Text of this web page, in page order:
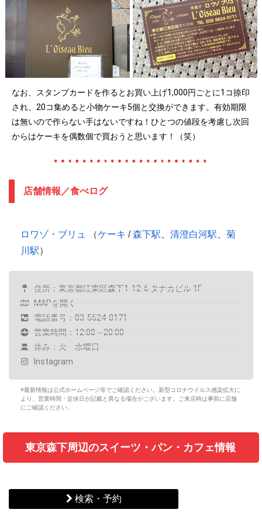
なお、スタンプカードを作るとお買い上げ1,000円ごとに1コ捺印
され、20コ集めると小物ケーキ5個と交換ができます。有効期限
は無いので作らない手はないですね！ひとつの値段を考慮し次回
からはケーキを偶数個で買おうと思います！（笑）
店舗情報／食べログ
ロワゾ・ブリュ （ケーキ /森下駅 清澄白河駅
菊
川駅）
住所：東京都江東区森下1-12-6 タナカビル 1F
MAPを開く
電話番号：03-5624-0171
営業時間：12:00～20:00
休み：火・水曜日
Instagram
※最新情報は公式ホームページ等でご確認ください。新型コロナウイルス感染拡大に
より、営業時間・定休日が記載と異なる場合がございます。ご来店時は事前に店舗
にご確認ください。
東京森下周辺のスイーツ・パン・カフェ情報
検索・予約